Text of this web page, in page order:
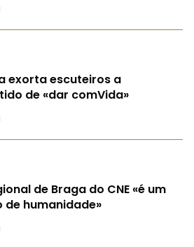
exorta escuteiros a
de «dar comVida»
de Braga do CNE «é um
humanidade»